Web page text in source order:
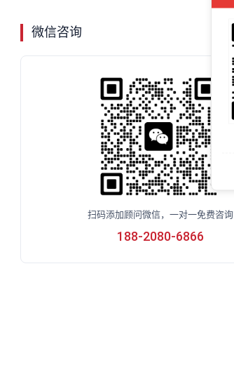
微信咨询
扫码添加顾问微信，一对一免费咨询
188-2080-6866